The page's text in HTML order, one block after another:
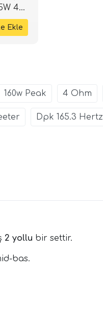
4
160w Peak 4 Ohm
Dpk 165.3 Hertz
2 yollu bir settir.
bas.